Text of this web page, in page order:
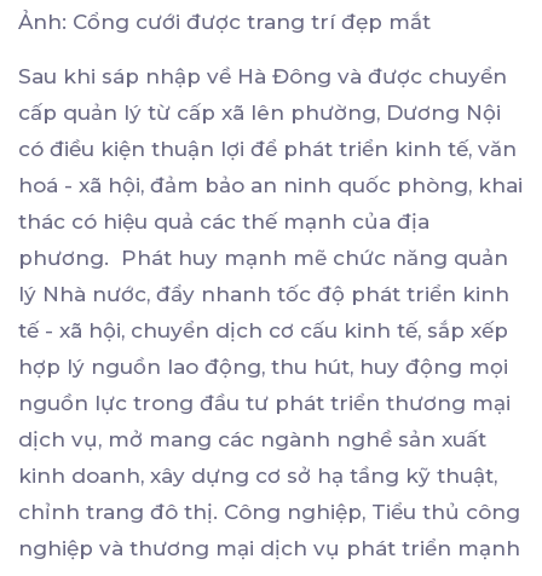
Ảnh: Cổng cưới được trang trí đẹp mắt
Sau khi sáp nhập về Hà Đông và được chuyển
cấp quản lý từ cấp xã lên phường, Dương Nội
có điều kiện thuận lợi để phát triển kinh tế, văn
hoá - xã hội, đảm bảo an ninh quốc phòng, khai
thác có hiệu quả các thế mạnh của địa
phương. Phát huy mạnh mẽ chức năng quản
lý Nhà nước, đẩy nhanh tốc độ phát triển kinh
tế - xã hội, chuyển dịch cơ cấu kinh tế, sắp xếp
hợp lý nguồn lao động, thu hút, huy động mọi
nguồn lực trong đầu tư phát triển thương mại
dịch vụ, mở mang các ngành nghề sản xuất
kinh doanh, xây dựng cơ sở hạ tầng kỹ thuật,
chỉnh trang đô thị. Công nghiệp, Tiểu thủ công
nghiệp và thương mại dịch vụ phát triển mạnh